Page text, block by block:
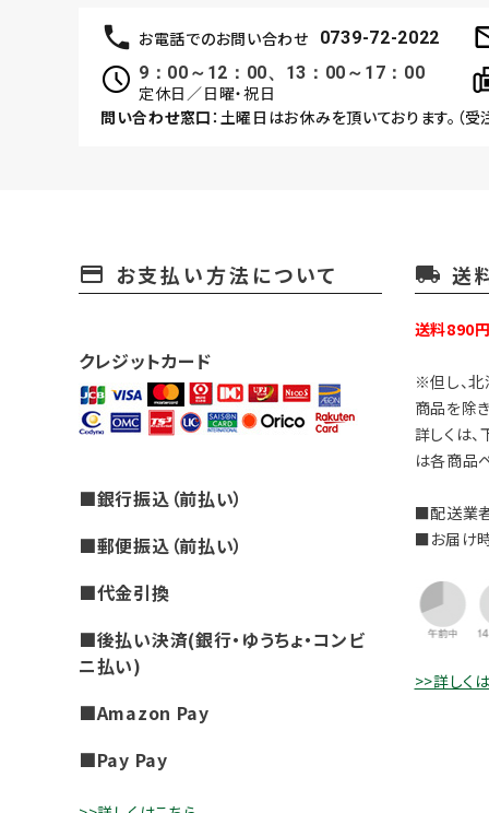
お電話でのお問い合わせ 0739-72-2022
9：00～12：00、13：00～17：00
定休日／日曜・祝日
問い合わせ窓口 ：土曜日はお休みを頂いております。（
payment お支払い方法について
クレジットカード
■銀行振込（前払い）
■郵便振込（前払い）
■代金引換
■後払い決済(銀行・ゆうちょ・コンビ
ニ払い)
■Amazon Pay
■Pay Pay
local_shipping 送
送料890
※但し、
商品を除き
詳しくは、
は各商品
■配送業
■お届け
>>詳しく